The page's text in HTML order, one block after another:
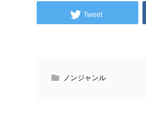
Tweet
ノンジャンル